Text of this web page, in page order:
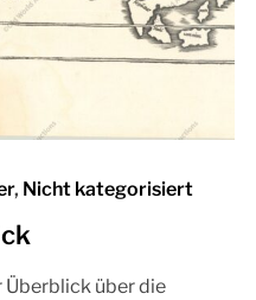
, Nicht kategorisiert
Überblick über die